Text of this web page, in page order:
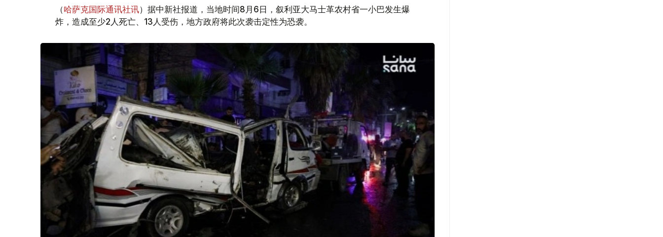
（哈萨克国际通讯社讯）据中新社报道，当地时间8月6日，叙利亚大马士革农村省一小巴发生爆
炸，造成至少2人死亡、13人受伤，地方政府将此次袭击定性为恐袭。